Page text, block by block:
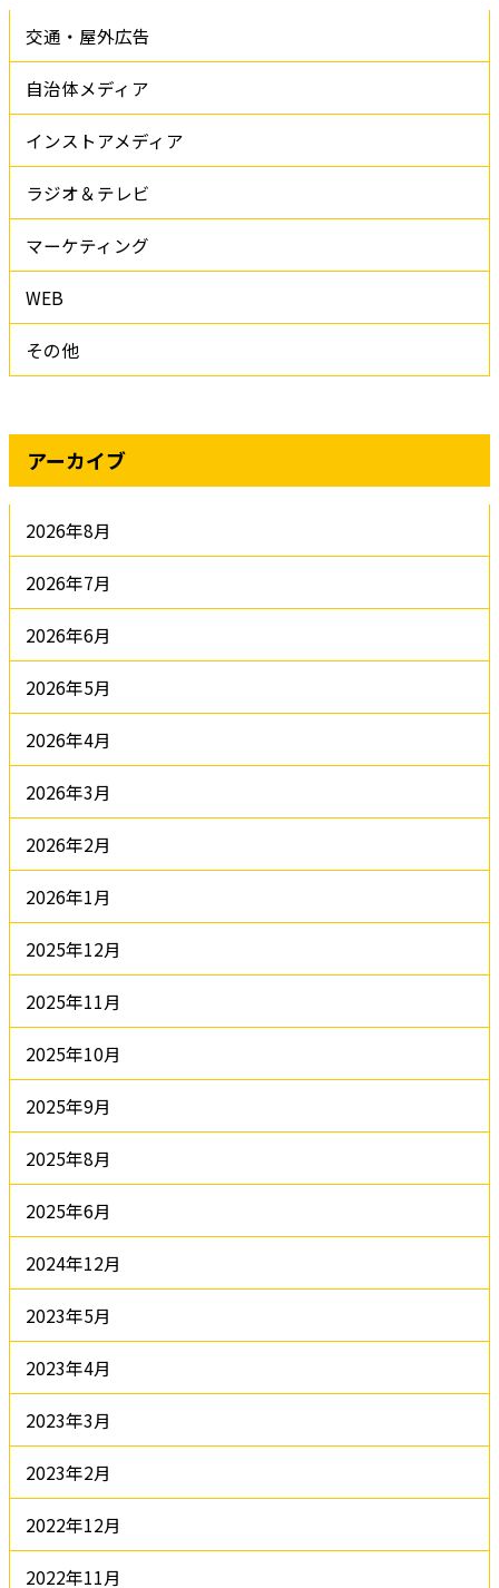
交通・屋外広告
自治体メディア
インストアメディア
ラジオ＆テレビ
マーケティング
WEB
その他
アーカイブ
2026年8月
2026年7月
2026年6月
2026年5月
2026年4月
2026年3月
2026年2月
2026年1月
2025年12月
2025年11月
2025年10月
2025年9月
2025年8月
2025年6月
2024年12月
2023年5月
2023年4月
2023年3月
2023年2月
2022年12月
2022年11月